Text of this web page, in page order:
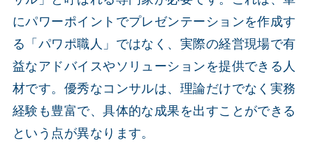
にパワーポイントでプレゼンテーションを作成す
る「パワポ職人」ではなく、実際の経営現場で有
益なアドバイスやソリューションを提供できる人
材です。優秀なコンサルは、理論だけでなく実務
経験も豊富で、具体的な成果を出すことができる
という点が異なります。